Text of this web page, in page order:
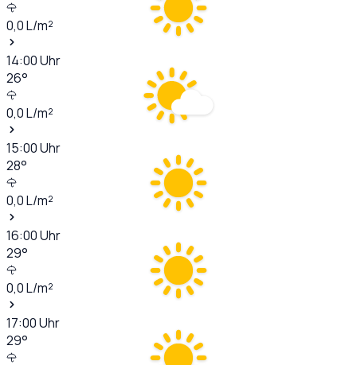
0,0L/m²
14:00Uhr
26°
0,0L/m²
15:00Uhr
28°
0,0L/m²
16:00Uhr
29°
0,0L/m²
17:00Uhr
29°